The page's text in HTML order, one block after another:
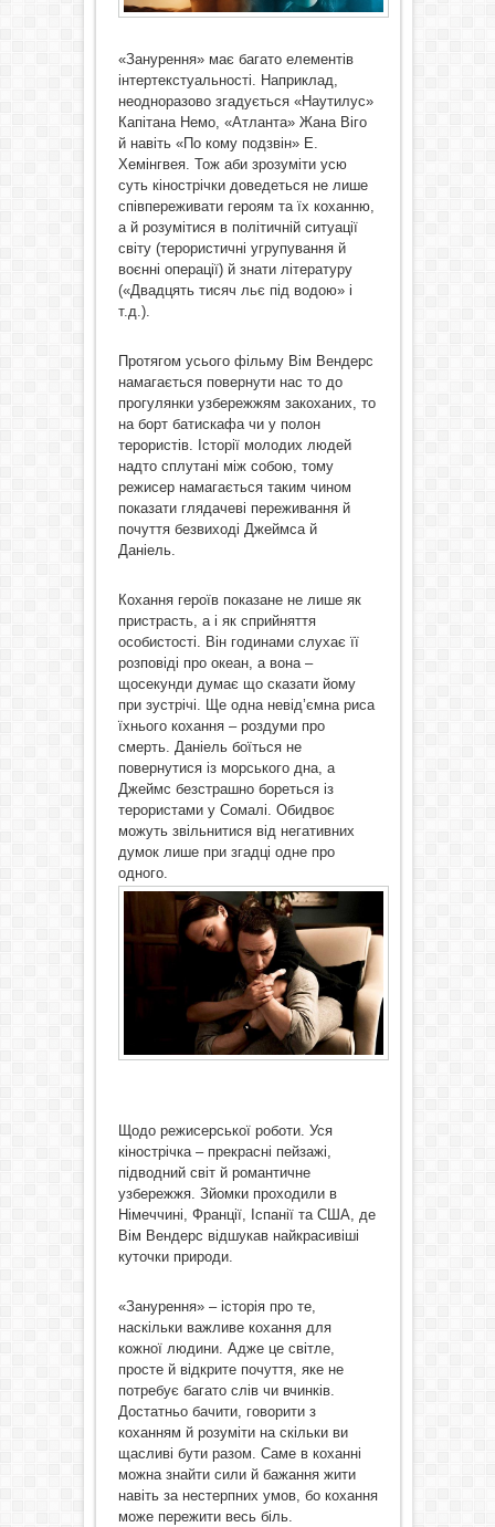
«Занурення» має багато елементів
інтертекстуальності. Наприклад,
неодноразово згадується «Наутилус»
Капітана Немо, «Атланта» Жана Віго
й навіть «По кому подзвін» Е.
Хемінгвея. Тож аби зрозуміти усю
суть кінострічки доведеться не лише
співпереживати героям та їх коханню,
а й розумітися в політичній ситуації
світу (терористичні угрупування й
воєнні операції) й знати літературу
(«Двадцятьтисяч льє під водою» і
т.д.).
Протягом усього фільму Вім Вендерс
намагається повернути нас то до
прогулянки узбережжям закоханих, то
на борт батискафа чиу полон
терористів. Історії молодих людей
надто сплутані між собою, тому
режисер намагається таким чином
показати глядачеві переживання й
почуття безвиході Джеймса й
Даніель.
Кохання героїв показане не лише як
пристрасть, а і як сприйняття
особистості. Він годинами слухає її
розповіді про океан, а вона –
щосекунди думає що сказати йому
при зустрічі. Ще одна невід’ємна риса
їхнього кохання – роздуми про
смерть. Даніель боїться не
повернутися із морського дна, а
Джеймс безстрашно бореться із
терористами у Сомалі. Обидвоє
можуть звільнитися від негативних
думок лише при згадці одне про
одного.
Щодо режисерської роботи. Уся
кінострічка – прекрасні пейзажі,
підводний світ й романтичне
узбережжя. Зйомки проходили в
Німеччині, Франції, Іспанії та США, де
Вім Вендерс відшукав найкрасивіші
куточки природи.
«Занурення» – історія про те,
наскільки важливе кохання для
кожної людини. Адже це світле,
просте й відкрите почуття, яке не
потребує багато слів чи вчинків.
Достатньо бачити, говорити з
коханням й розуміти на скільки ви
щасливі бути разом. Саме в коханні
можна знайти сили й бажання жити
навіть за нестерпних умов, бо кохання
може пережити весь біль.